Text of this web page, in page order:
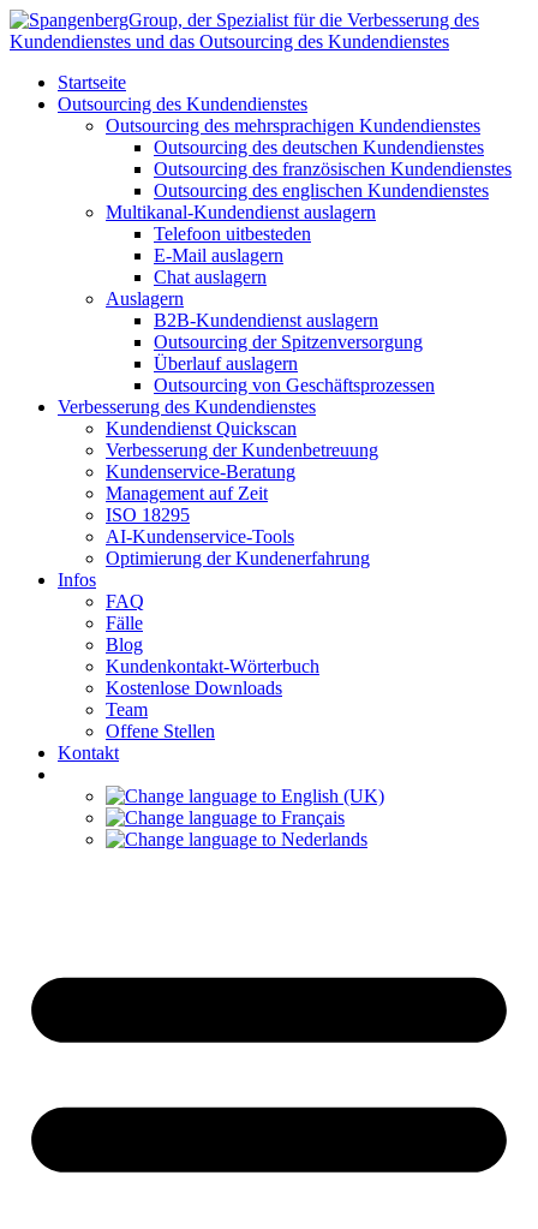
Zum
Inhalt
Startseite
Outsourcing des Kundendienstes
Outsourcing des mehrsprachigen Kundendienstes
Outsourcing des deutschen Kundendienstes
Outsourcing des französischen Kundendienstes
Outsourcing des englischen Kundendienstes
Multikanal-Kundendienst auslagern
Telefoon uitbesteden
E-Mail auslagern
Chat auslagern
Auslagern
B2B-Kundendienst auslagern
Outsourcing der Spitzenversorgung
Überlauf auslagern
Outsourcing von Geschäftsprozessen
Verbesserung des Kundendienstes
Kundendienst Quickscan
Verbesserung der Kundenbetreuung
Kundenservice-Beratung
Management auf Zeit
ISO 18295
AI-Kundenservice-Tools
Optimierung der Kundenerfahrung
Infos
FAQ
Fälle
Blog
Kundenkontakt-Wörterbuch
Kostenlose Downloads
Team
Offene Stellen
Kontakt